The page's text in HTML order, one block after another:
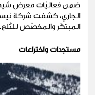
ضمن فعاليّات معرض
المبتكَر والمخصّص للثّلج.
مستجدات واختراعات